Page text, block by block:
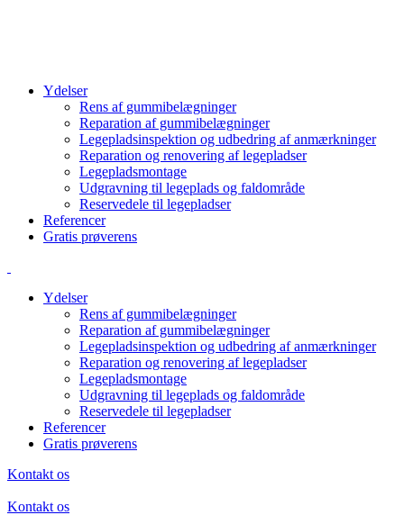
Ydelser
Rens af gummibelægninger
Reparation af gummibelægninger
Legepladsinspektion og udbedring af anmærkninger
Reparation og renovering af legepladser
Legepladsmontage
Udgravning til legeplads og faldområde
Reservedele til legepladser
Referencer
Gratis prøverens
Ydelser
Rens af gummibelægninger
Reparation af gummibelægninger
Legepladsinspektion og udbedring af anmærkninger
Reparation og renovering af legepladser
Legepladsmontage
Udgravning til legeplads og faldområde
Reservedele til legepladser
Referencer
Gratis prøverens
Kontakt os
Kontakt os